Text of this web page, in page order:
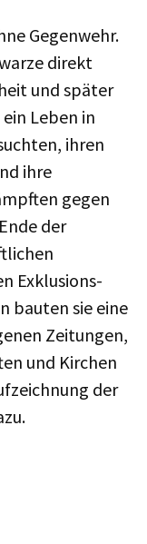
Gegenwehr.
direkt
und später
Leben in
ihren
ihre
gegen
der
Exklusions-
bauten sie eine
Zeitungen,
und Kirchen
der